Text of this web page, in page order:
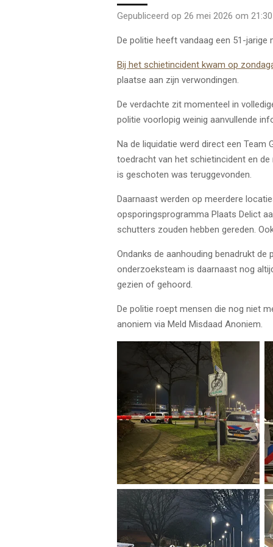
Gepubliceerd op 26 mei 2026 om 21:30
De politie heeft vandaag een 51-jarige
Bij het schietincident kwam op
plaatse aan zijn verwondingen.
De verdachte zit momenteel in
politie voorlopig weinig aanvullende
Na de liquidatie werd direct een
toedracht van het schietincident en
is geschoten was teruggevonden.
Daarnaast werden op meerdere
opsporingsprogramma Plaats Delict
schutters zouden hebben gereden.
Ondanks de aanhouding benadrukt
onderzoeksteam is daarnaast nog
gezien of gehoord.
De politie roept mensen die nog niet
anoniem via Meld Misdaad Anoniem.